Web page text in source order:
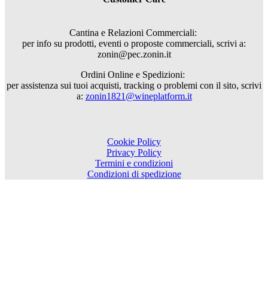
Cantina e Relazioni Commerciali:
per info su prodotti, eventi o proposte commerciali, scrivi a:
zonin@pec.zonin.it
Ordini Online e Spedizioni:
per assistenza sui tuoi acquisti, tracking o problemi con il sito, scrivi
a: zonin1821@wineplatform.it
Cookie Policy
Privacy Policy
Termini e condizioni
Condizioni di spedizione